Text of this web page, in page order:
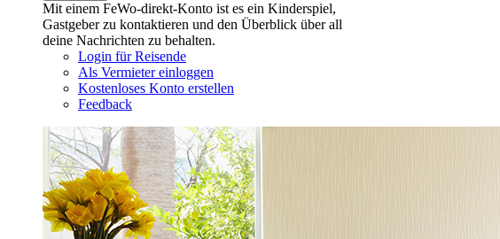
Mit einem FeWo-direkt-Konto ist es ein Kinderspiel,
Gastgeber zu kontaktieren und den Überblick über all
deine Nachrichten zu behalten.
Login für Reisende
Als Vermieter einloggen
Kostenloses Konto erstellen
Feedback